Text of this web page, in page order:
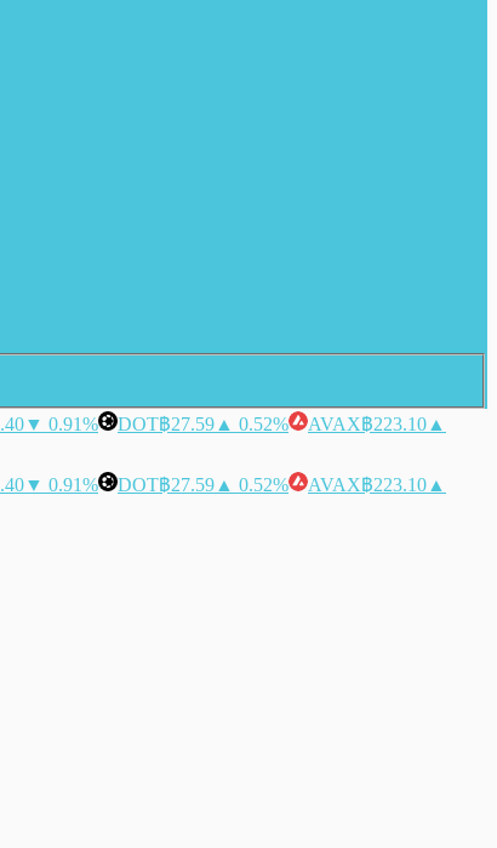
▼ 0.91% DOT฿27.59 ▲ 0.52% AVAX฿223.10 ▲
▼ 0.91% DOT฿27.59 ▲ 0.52% AVAX฿223.10 ▲